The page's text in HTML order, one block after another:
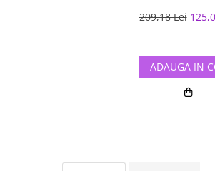
209,18 Lei
ADAUGA IN